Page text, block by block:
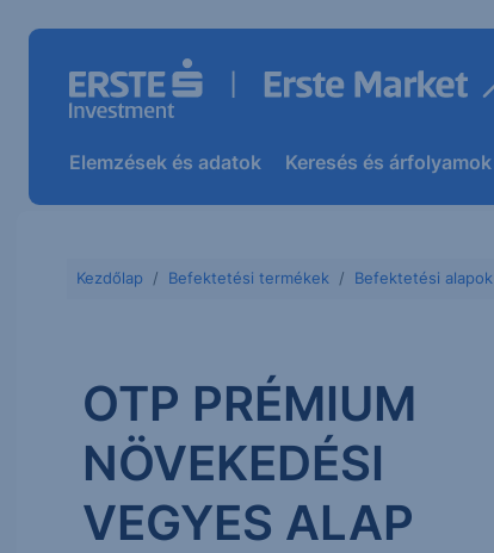
Elemzések és adatok Keresés és árfolyamok
Kezdőlap Befektetési termékek Befektetési alapok
OTP PRÉMIUM
NÖVEKEDÉSI
VEGYES ALAP